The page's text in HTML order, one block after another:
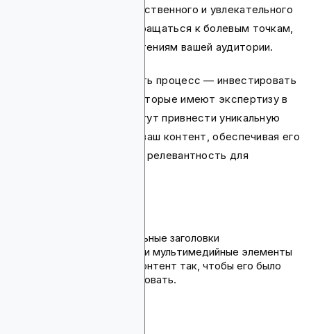
Для создания высококачественного и увлекательного
контента необходимо обращаться к болевым точкам,
потребностям и предпочтениям вашей аудитории.
Один из способов ускорить процесс — инвестировать
в контент-криейторов, которые имеют экспертизу в
криптоиндустрии. Они могут привнести уникальную
перспективу и инсайты в ваш контент, обеспечивая его
точность, актуальность и релевантность для
Используют убедительные заголовки
Включают визуальные и мультимедийные элементы
Структурируют ваш контент так, чтобы его было
легко читать и навигировать.